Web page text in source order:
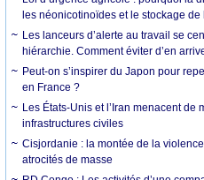
les néonicotinoïdes et le stockage de
Les lanceurs d’alerte au travail se
hiérarchie. Comment éviter d’en
Peut-on s’inspirer du Japon pour
en France ?
Les États-Unis et l’Iran menacent de
infrastructures civiles
Cisjordanie : la montée de la
atrocités de masse